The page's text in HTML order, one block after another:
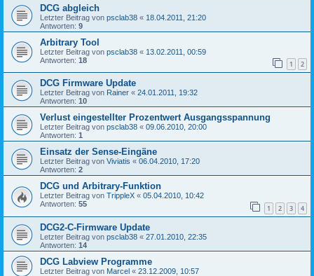
DCG abgleich
Letzter Beitrag von psclab38 « 18.04.2011, 21:20
Antworten: 9
Arbitrary Tool
Letzter Beitrag von psclab38 « 13.02.2011, 00:59
Antworten: 18 1 2
DCG Firmware Update
Letzter Beitrag von Rainer « 24.01.2011, 19:32
Antworten: 10
Verlust eingestellter Prozentwert Ausgangsspannung
Letzter Beitrag von psclab38 « 09.06.2010, 20:00
Antworten: 1
Einsatz der Sense-Eingäne
Letzter Beitrag von Viviatis « 06.04.2010, 17:20
Antworten: 2
DCG und Arbitrary-Funktion
Letzter Beitrag von TrippleX « 05.04.2010, 10:42
Antworten: 55 1 2 3 4
DCG2-C-Firmware Update
Letzter Beitrag von psclab38 « 27.01.2010, 22:35
Antworten: 14
DCG Labview Programme
Letzter Beitrag von Marcel « 23.12.2009, 10:57